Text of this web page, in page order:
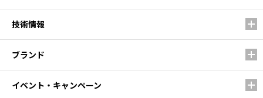
技術情報
ブランド
イベント・キャンペーン